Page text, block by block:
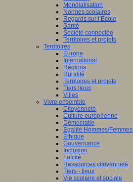
Mondialisation
Normes scolaires
Regards sur l’Ecole
Santé
Société connectée
Territoires et projets
Territoires
Europe
International
Régions
Ruralité
Territoires et projets
Tiers lieux
Villes
Vivre ensemble
Citoyenneté
Culture européenne
Démocratie
Egalité Hommes/Femmes
Ethique
Gouvernance
Inclusion
Laïcité
Ressources citoyenneté
Tiers - lieux
Vie scolaire et sociale